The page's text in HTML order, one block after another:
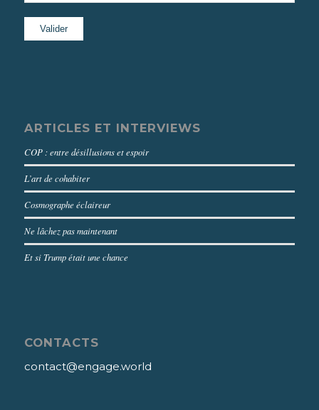
ARTICLES ET INTERVIEWS
COP : entre désillusions et espoir
L’art de cohabiter
Cosmographe éclaireur
Ne lâchez pas maintenant
Et si Trump était une chance
CONTACTS
contact@engage.world